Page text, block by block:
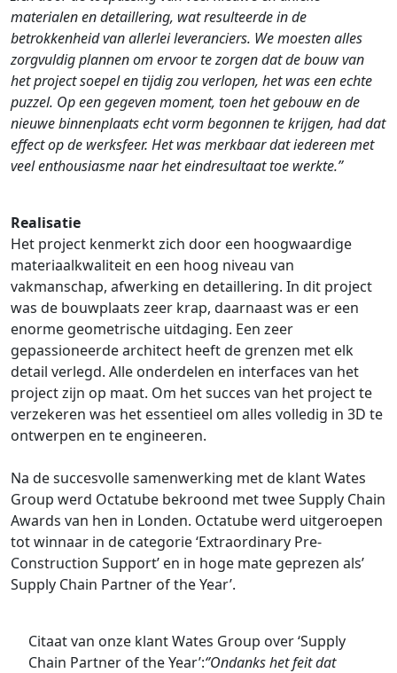
materialen en detaillering, wat resulteerde in de
betrokkenheid van allerlei leveranciers. We moesten alles
zorgvuldig plannen om ervoor te zorgen dat de bouw van
het project soepel en tijdig zou verlopen, het was een echte
puzzel. Op een gegeven moment, toen het gebouw en de
nieuwe binnenplaats echt vorm begonnen te krijgen, had dat
effect op de werksfeer. Het was merkbaar dat iedereen met
veel enthousiasme naar het eindresultaat toe werkte.’’
Realisatie
Het project kenmerkt zich door een hoogwaardige
materiaalkwaliteit en een hoog niveau van
vakmanschap, afwerking en detaillering. In dit project
was de bouwplaats zeer krap, daarnaast was er een
enorme geometrische uitdaging. Een zeer
gepassioneerde architect heeft de grenzen met elk
detail verlegd. Alle onderdelen en interfaces van het
project zijn op maat. Om het succes van het project te
verzekeren was het essentieel om alles volledig in 3D te
ontwerpen en te engineeren.
Na de succesvolle samenwerking met de klant Wates
Group werd Octatube bekroond met twee Supply Chain
Awards van hen in Londen. Octatube werd uitgeroepen
tot winnaar in de categorie ‘Extraordinary Pre-
Construction Support’ en in hoge mate geprezen als’
Supply Chain Partner of the Year’.
Citaat van onze klant Wates Group over ‘Supply
Chain Partner of the Year’:‘’Ondanks het feit dat